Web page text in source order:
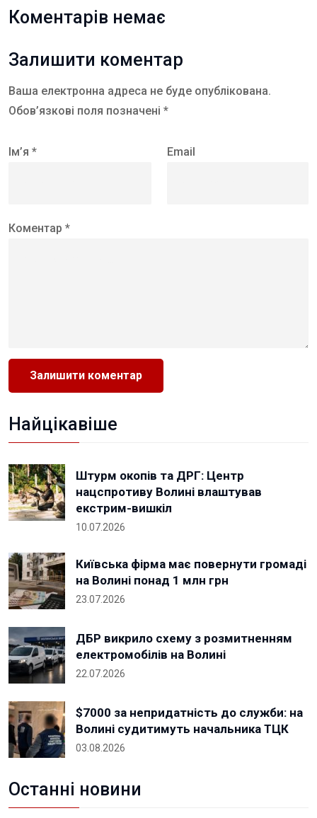
Коментарів немає
Залишити коментар
Ваша електронна адреса не буде опублікована.
Обов’язкові поля позначені *
Ім’я * Email
Коментар *
Найцікавіше
Штурм окопів та ДРГ: Центр
нацспротиву Волині влаштував
екстрим-вишкіл
10.07.2026
Київська фірма має повернути громаді
на Волині понад 1 млн грн
23.07.2026
ДБР викрило схему з розмитненням
електромобілів на Волині
22.07.2026
$7000 за непридатність до служби: на
Волині судитимуть начальника ТЦК
03.08.2026
Останні новини